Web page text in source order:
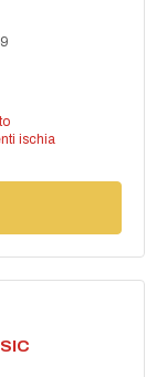
ischia